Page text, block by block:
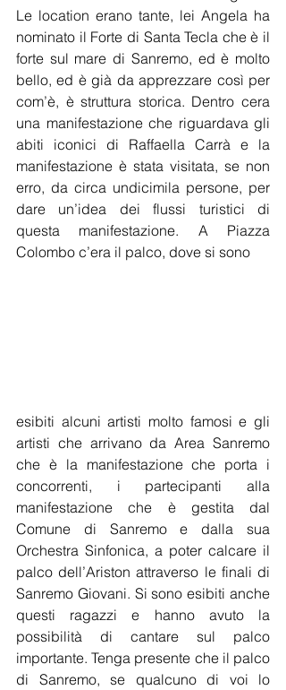
Le location erano tante, lei Angela ha
nominato il Forte di Santa Tecla che è il
forte sul mare di Sanremo, ed è molto
bello, ed è già da apprezzare così per
com’è, è struttura storica. Dentro cera
una manifestazione che riguardava gli
abiti iconici di Raffaella Carrà e la
manifestazione è stata visitata, se non
erro, da circa undicimila persone, per
dare un’idea dei flussi turistici di
questa manifestazione. A Piazza
Colombo c’era il palco, dove si sono
esibiti alcuni artisti molto famosi e gli
artisti che arrivano da Area Sanremo
che è la manifestazione che porta i
concorrenti, i partecipanti alla
manifestazione che è gestita dal
Comune di Sanremo e dalla sua
Orchestra Sinfonica, a poter calcare il
palco dell’Ariston attraverso le finali di
Sanremo Giovani. Si sono esibiti anche
questi ragazzi e hanno avuto la
possibilità di cantare sul palco
importante. Tenga presente che il palco
di Sanremo, se qualcuno di voi lo